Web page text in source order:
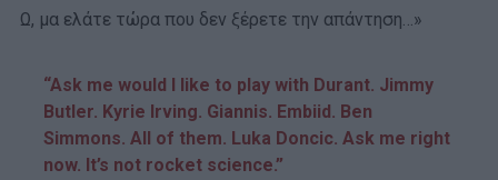
Ω, μα ελάτε τώρα που δεν ξέρετε την απάντηση…»
“Ask me would I like to play with Durant. Jimmy
Butler. Kyrie Irving. Giannis. Embiid. Ben
Simmons. All of them. Luka Doncic. Ask me right
now. It’s not rocket science.”